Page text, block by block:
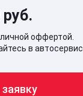
оффертой.
в автосервис.